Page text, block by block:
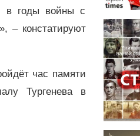
в годы войны с
– констатируют
час памяти
Тургенева в